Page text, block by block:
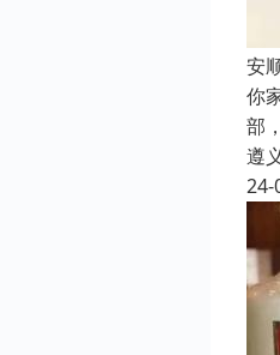
安
你
部
遵
24-